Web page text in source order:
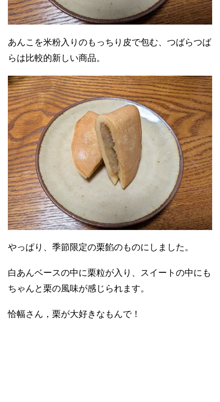
あんこを米粉入りのもっちり皮で包む、つばらつば
らは比較的新しい商品。
やっぱり、季節限定の栗餡のものにしました。
白あんベースの中に栗粒が入り、スイートの中にも
ちゃんと栗の風味が感じられます。
恰幅さん，栗が大好きなもんで！